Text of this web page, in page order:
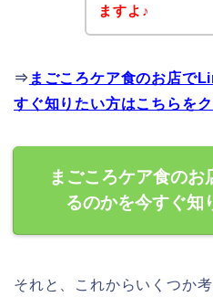
ますよ♪
⇒ まごころケア食のお店で
すぐ知りたい方はこちらを
まごころケア食の
るのかを今すぐ知
それと、これからいくつか